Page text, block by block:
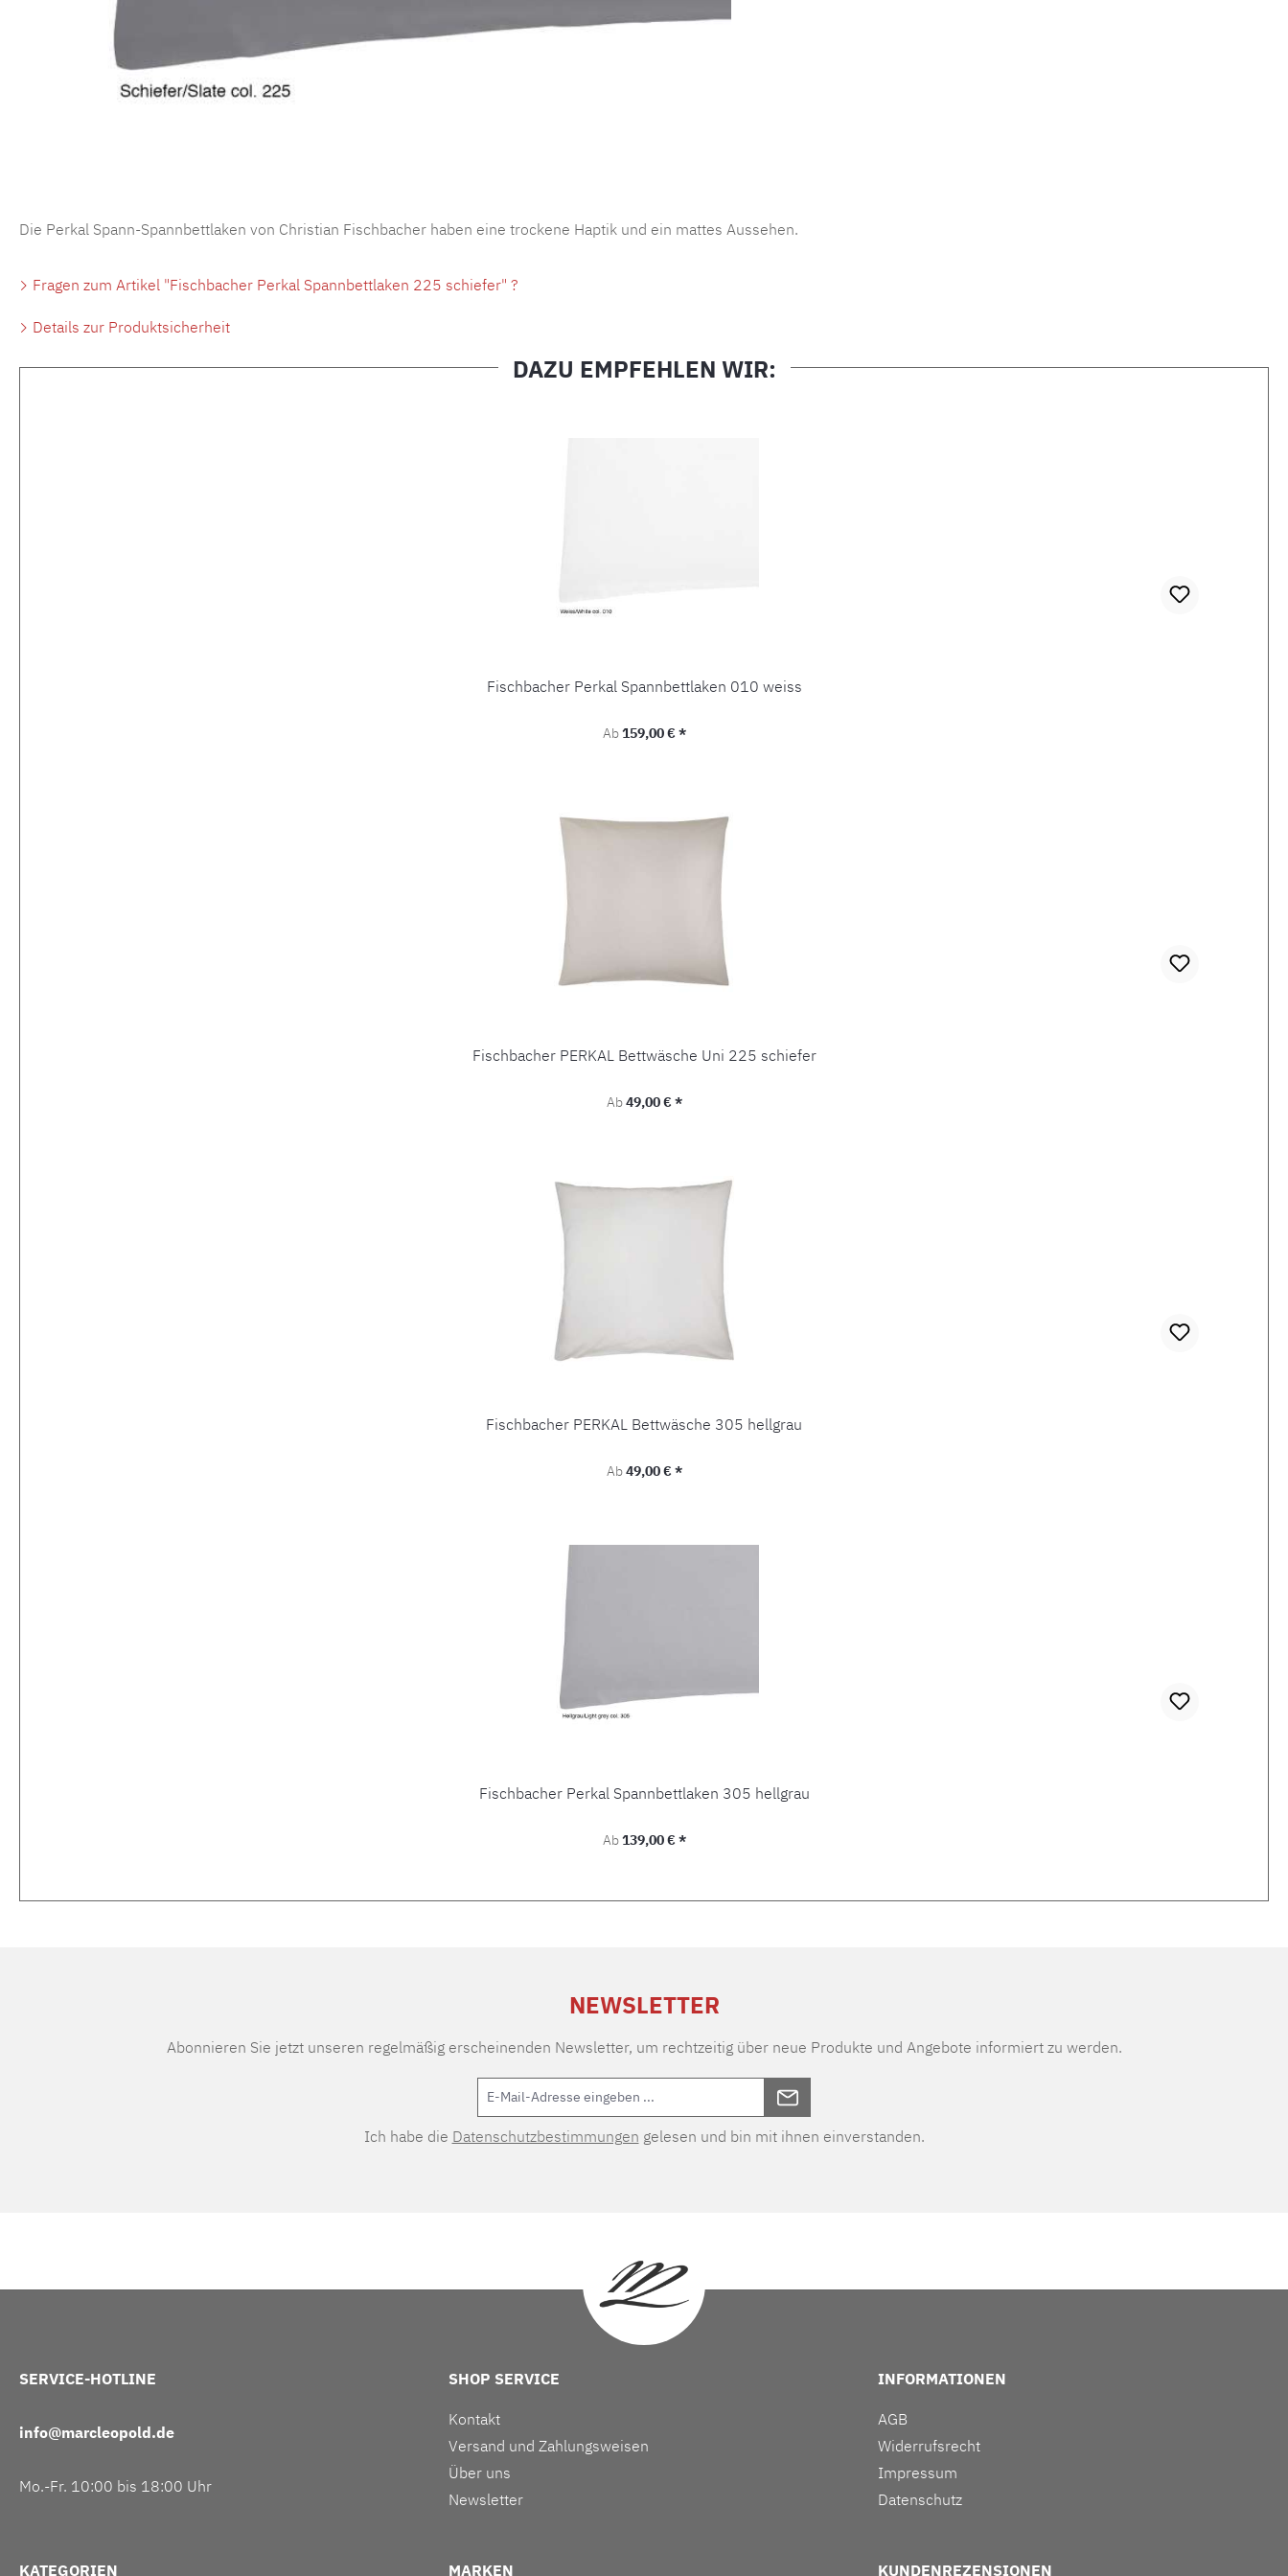
Die Perkal Spann-Spannbettlaken von Christian Fischbacher haben eine trockene Haptik und ein mattes Aussehen.
Fragen zum Artikel "Fischbacher Perkal Spannbettlaken 225 schiefer" ?
Details zur Produktsicherheit
DAZU EMPFEHLEN WIR:
Fischbacher Perkal Spannbettlaken 010 weiss
Regulärer Preis:
Ab159,00 € *
Fischbacher PERKAL Bettwäsche Uni 225 schiefer
Regulärer Preis:
Ab49,00 € *
Fischbacher PERKAL Bettwäsche 305 hellgrau
Regulärer Preis:
Ab49,00 € *
Fischbacher Perkal Spannbettlaken 305 hellgrau
Regulärer Preis:
Ab139,00 € *
NEWSLETTER
Abonnieren Sie jetzt unseren regelmäßig erscheinenden Newsletter, um rechtzeitig über neue Produkte und Angebote informiert zu werden.
Ich habe die Datenschutzbestimmungen gelesen und bin mit ihnen einverstanden.
SERVICE-HOTLINE
info@marcleopold.de
Mo.-Fr. 10:00 bis 18:00 Uhr
SHOP SERVICE
Kontakt
Versand und Zahlungsweisen
Über uns
Newsletter
INFORMATIONEN
AGB
Widerrufsrecht
Impressum
Datenschutz
KATEGORIEN MARKEN KUNDENREZENSIONEN